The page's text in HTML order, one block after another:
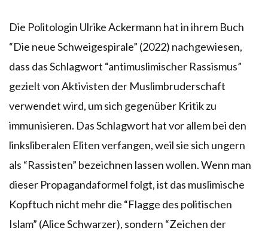
Die Politologin Ulrike Ackermann hat in ihrem Buch
“Die neue Schweigespirale” (2022) nachgewiesen,
dass das Schlagwort “antimuslimischer Rassismus”
gezielt von Aktivisten der Muslimbruderschaft
verwendet wird, um sich gegenüber Kritik zu
immunisieren. Das Schlagwort hat vor allem bei den
linksliberalen Eliten verfangen, weil sie sich ungern
als “Rassisten” bezeichnen lassen wollen. Wenn man
dieser Propagandaformel folgt, ist das muslimische
Kopftuch nicht mehr die “Flagge des politischen
Islam” (Alice Schwarzer), sondern “Zeichen der